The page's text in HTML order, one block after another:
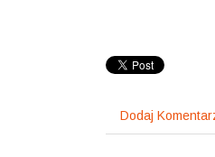
Dodaj